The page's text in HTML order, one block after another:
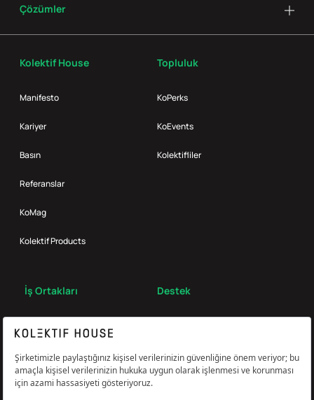
Kolektif House
Manifesto
Kariyer
Basın
Referanslar
KoMag
Kolektif Products
Topluluk
KoPerks
KoEvents
Kolektifliler
İş Ortakları Destek
Bize Ulaş
Çözümler